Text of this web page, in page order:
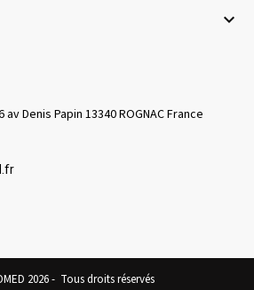

av Denis Papin 13340 ROGNAC France
2026 - Tous droits réservés